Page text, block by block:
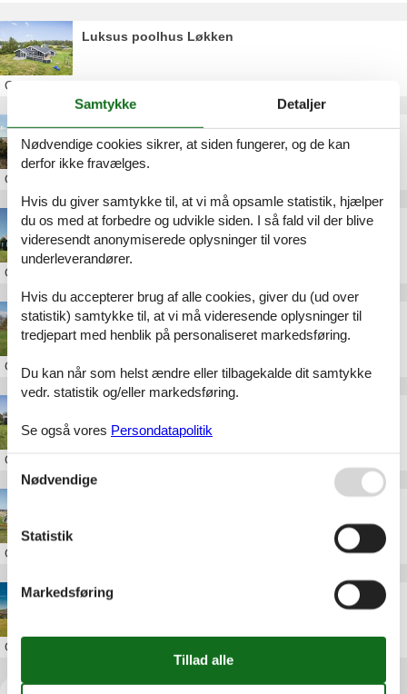
Luksus poolhus Løkken
Om
Luksus sommerhus Løkken strand
Om
Luksus sommerhus Løkken pool
Om
Luksus sommerhus Løkken Nordjylland
Om Løkken
Om
Om
Luksus sommerhus i Løkken
Om
Samtykke Detaljer
Nødvendige cookies sikrer, at siden fungerer, og de kan
derfor ikke fravælges.
Hvis du giver samtykke til, at vi må opsamle statistik, hjælper
du os med at forbedre og udvikle siden. I så fald vil der blive
videresendt anonymiserede oplysninger til vores
underleverandører.
Hvis du accepterer brug af alle cookies, giver du (ud over
statistik) samtykke til, at vi må videresende oplysninger til
tredjepart med henblik på personaliseret markedsføring.
Du kan når som helst ændre eller tilbagekalde dit samtykke
vedr. statistik og/eller markedsføring.
Se også vores Persondatapolitik
Nødvendige
Statistik
Markedsføring